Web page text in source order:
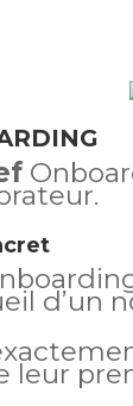
d’un
leur